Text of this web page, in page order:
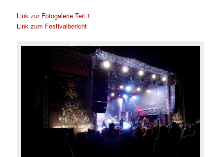
Link zur Fotogalerie Teil 1
Link zum Festivalbericht